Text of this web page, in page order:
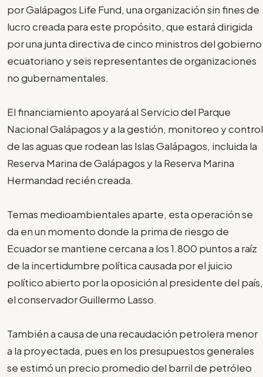
por Galápagos Life Fund, una organización sin fines de
lucro creada para este propósito, que estará dirigida
por una junta directiva de cinco ministros del gobierno
ecuatoriano y seis representantes de organizaciones
no gubernamentales.
El financiamiento apoyará al Servicio del Parque
Nacional Galápagos y a la gestión, monitoreo y control
de las aguas que rodean las Islas Galápagos, incluida la
Reserva Marina de Galápagos y la Reserva Marina
Hermandad recién creada.
Temas medioambientales aparte, esta operación se
da en un momento donde la prima de riesgo de
Ecuador se mantiene cercana a los 1.800 puntos a raíz
de la incertidumbre política causada por el juicio
político abierto por la oposición al presidente del país,
el conservador Guillermo Lasso.
También a causa de una recaudación petrolera menor
a la proyectada, pues en los presupuestos generales
se estimó un precio promedio del barril de petróleo